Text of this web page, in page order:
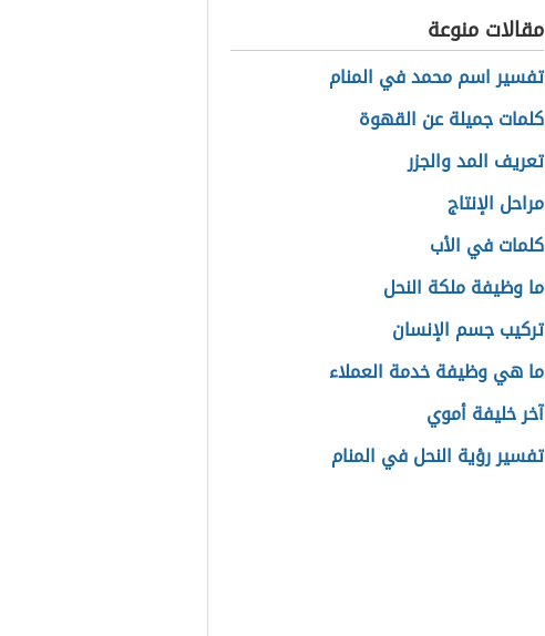
مقالات منوعة
تفسير اسم محمد في المنام
كلمات جميلة عن القهوة
تعريف المد والجزر
مراحل الإنتاج
كلمات في الأب
ما وظيفة ملكة النحل
تركيب جسم الإنسان
ما هي وظيفة خدمة العملاء
آخر خليفة أموي
تفسير رؤية النحل في المنام